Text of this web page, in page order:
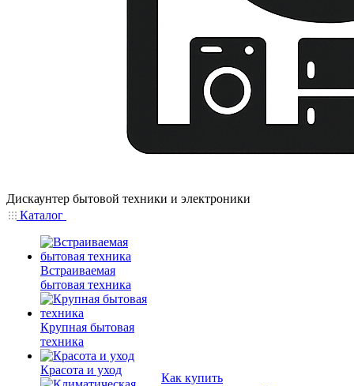
Дискаунтер бытовой техники и электроники
Каталог
Встраиваемая
бытовая техника
Крупная бытовая
техника
Красота и уход
Как купить